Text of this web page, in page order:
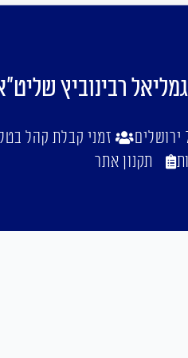
רבינוביץ
זמני קבלת קהל בטלפון 053-
תקנון אתר